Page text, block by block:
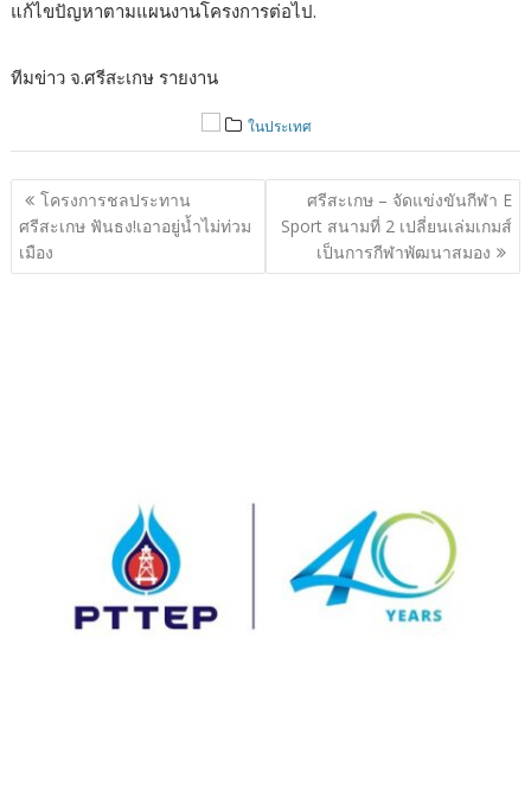
แก้ไขปัญหาตามแผนงานโครงการต่อไป.
ทีมข่าว จ.ศรีสะเกษ รายงาน
ในประเทศ
แนะแนว
เรื่อง
โครงการชลประทาน
ศรีสะเกษ ฟันธง!เอาอยู่น้ำไม่ท่วม
เมือง
ศรีสะเกษ – จัดแข่งขันกีฬา E
Sport สนามที่ 2 เปลี่ยนเล่มเกมส์
เป็นการกีฬาพัฒนาสมอง